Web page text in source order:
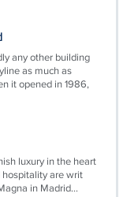
any other building
as much as
it opened in 1986,
luxury in the heart
are writ
in Madrid...